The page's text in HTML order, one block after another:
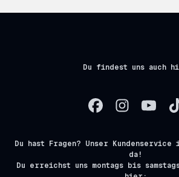
Du findest uns auch
Du hast Fragen? Unser
da!
Du erreichst uns montags bis